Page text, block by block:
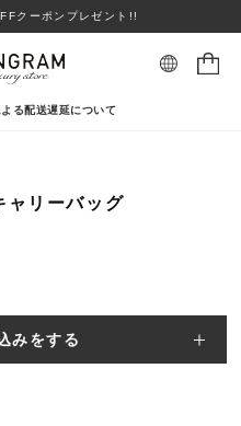
クーポンプレゼント!!
クーポン対象商品
る配送遅延について
ャリーバッグ
みをする